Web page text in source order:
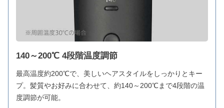
140～200℃ 4段階温度調節
最高温度約200℃で、美しいヘアスタイルをしっかりとキー
プ。髪質やお好みに合わせて、約140～200℃まで4段階の温
度調節が可能。